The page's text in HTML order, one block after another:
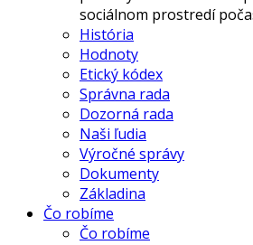
sociálnom prostredí
História
Hodnoty
Etický kódex
Správna rada
Dozorná rada
Naši ľudia
Výročné správy
Dokumenty
Základina
Čo robíme
Čo robíme